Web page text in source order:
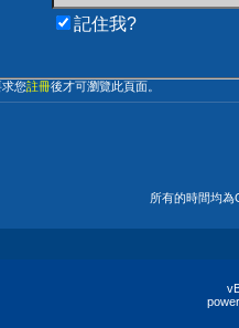
記住我?
求您註冊後才可瀏覽此頁面。
所有的時間均為